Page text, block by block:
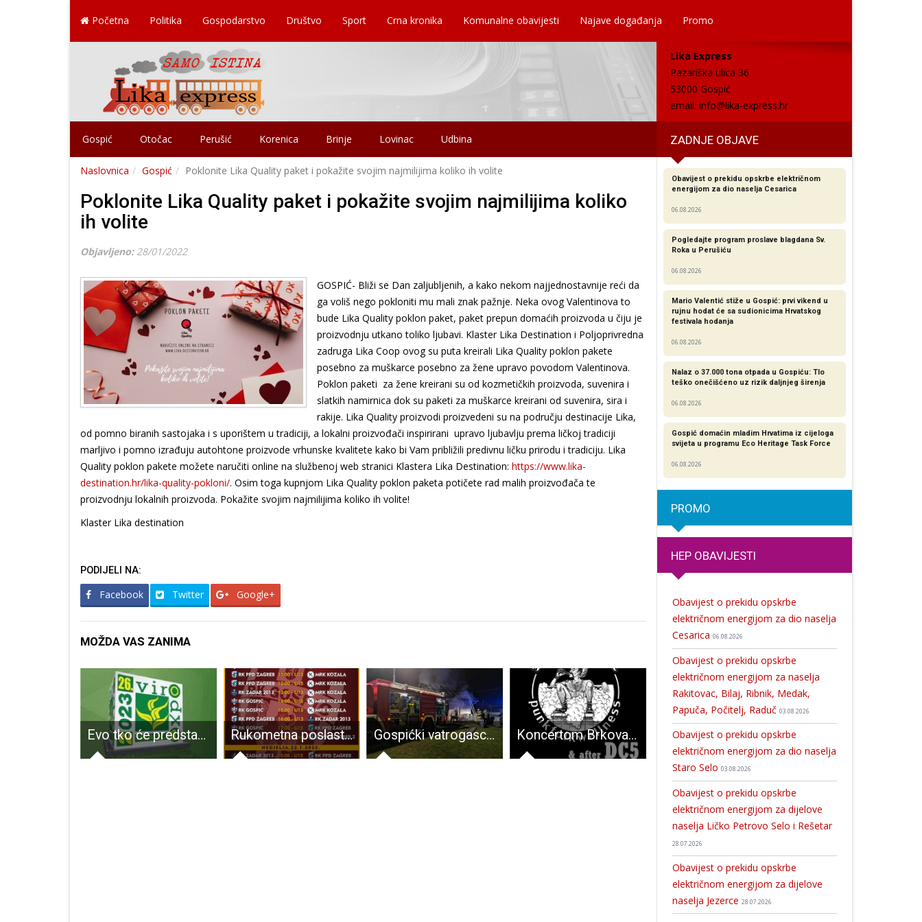
Početna Politika Gospodarstvo Društvo Sport Crna kronika Komunalne obavijesti Najave događanja Promo
Lika Express
Pazariška ulica 36
53000 Gospić
email: info@lika-express.hr
Gospić Otočac Perušić Korenica Brinje Lovinac Udbina ZADNJE OBJAVE
Naslovnica Gospić Poklonite Lika Quality paket i pokažite svojim najmilijima koliko ih volite
Poklonite Lika Quality paket i pokažite svojim najmilijima koliko
ih volite
Objavljeno: 28/01/2022
GOSPIĆ- Bliži se Dan zaljubljenih, a kako nekom najjednostavnije reći da
ga voliš nego pokloniti mu mali znak pažnje. Neka ovog Valentinova to
bude Lika Quality poklon paket, paket prepun domaćih proizvoda u čiju je
proizvodnju utkano toliko ljubavi. Klaster Lika Destination i Poljoprivredna
zadruga Lika Coop ovog su puta kreirali Lika Quality poklon pakete
posebno za muškarce posebno za žene upravo povodom Valentinova.
Poklon paketi za žene kreirani su od kozmetičkih proizvoda, suvenira i
slatkih namirnica dok su paketi za muškarce kreirani od suvenira, sira i
rakije. Lika Quality proizvodi proizvedeni su na području destinacije Lika,
od pomno biranih sastojaka i s uporištem u tradiciji, a lokalni proizvođači inspirirani upravo ljubavlju prema ličkoj tradiciji
marljivo i pomno izrađuju autohtone proizvode vrhunske kvalitete kako bi Vam približili predivnu ličku prirodu i tradiciju. Lika
Quality poklon pakete možete naručiti online na službenoj web stranici Klastera Lika Destination: https://www.lika-
destination.hr/lika-quality-pokloni/. Osim toga kupnjom Lika Quality poklon paketa potičete rad malih proizvođača te
proizvodnju lokalnih proizvoda. Pokažite svojim najmilijima koliko ih volite!
Klaster Lika destination
PODIJELI NA:
Facebook Twitter Google+
MOŽDA VAS ZANIMA
Evo tko će predstavljati Ličko-senjsku županiju na sajmu VIROEXPO u Virovitici Rukometna poslastica večeras u Gospiću, susret seniora Gospića i ekipe PPD Zagreb 2 Gospićki vatrogasci intervenirali na požaru gospodarske zgrade u Mušaluku Koncertom Brkova i gospićke grupe DC5 u petak 5.srpnja starta ovogodišnji GROCKS Danas 15 novooboljelih od COVID-19, dvije osobe preminule
Obavijest o prekidu opskrbe električnom
energijom za dio naselja Cesarica
06.08.2026
Pogledajte program proslave blagdana Sv.
Roka u Perušiću
06.08.2026
Mario Valentić stiže u Gospić: prvi vikend u
rujnu hodat će sa sudionicima Hrvatskog
festivala hodanja
06.08.2026
Nalaz o 37.000 tona otpada u Gospiću: Tlo
teško onečišćeno uz rizik daljnjeg širenja
06.08.2026
Gospić domaćin mladim Hrvatima iz cijeloga
svijeta u programu Eco Heritage Task Force
06.08.2026
PROMO
HEP OBAVIJESTI
Obavijest o prekidu opskrbe
električnom energijom za dio naselja
Cesarica 06.08.2026
Obavijest o prekidu opskrbe
električnom energijom za naselja
Rakitovac, Bilaj, Ribnik, Medak,
Papuča, Počitelj, Raduč 03.08.2026
Obavijest o prekidu opskrbe
električnom energijom za dio naselja
Staro Selo 03.08.2026
Obavijest o prekidu opskrbe
električnom energijom za dijelove
naselja Ličko Petrovo Selo i Rešetar
28.07.2026
Obavijest o prekidu opskrbe
električnom energijom za dijelove
naselja Jezerce 28.07.2026